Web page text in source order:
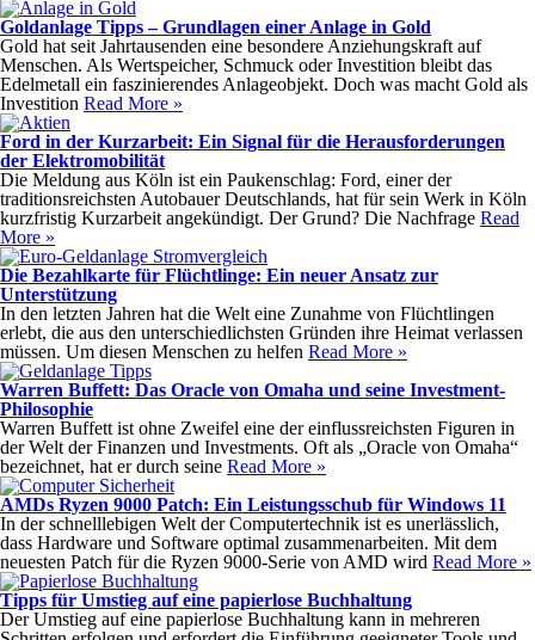
Goldanlage Tipps – Grundlagen einer Anlage in Gold
Gold hat seit Jahrtausenden eine besondere Anziehungskraft auf
Menschen. Als Wertspeicher, Schmuck oder Investition bleibt das
Edelmetall ein faszinierendes Anlageobjekt. Doch was macht Gold als
Investition Read More »
Ford in der Kurzarbeit: Ein Signal für die Herausforderungen
der Elektromobilität
Die Meldung aus Köln ist ein Paukenschlag: Ford, einer der
traditionsreichsten Autobauer Deutschlands, hat für sein Werk in Köln
kurzfristig Kurzarbeit angekündigt. Der Grund? Die Nachfrage Read
More »
Die Bezahlkarte für Flüchtlinge: Ein neuer Ansatz zur
Unterstützung
In den letzten Jahren hat die Welt eine Zunahme von Flüchtlingen
erlebt, die aus den unterschiedlichsten Gründen ihre Heimat verlassen
müssen. Um diesen Menschen zu helfen Read More »
Warren Buffett: Das Oracle von Omaha und seine Investment-
Philosophie
Warren Buffett ist ohne Zweifel eine der einflussreichsten Figuren in
der Welt der Finanzen und Investments. Oft als „Oracle von Omaha“
bezeichnet, hat er durch seine Read More »
AMDs Ryzen 9000 Patch: Ein Leistungsschub für Windows 11
In der schnelllebigen Welt der Computertechnik ist es unerlässlich,
dass Hardware und Software optimal zusammenarbeiten. Mit dem
neuesten Patch für die Ryzen 9000-Serie von AMD wird Read More »
Tipps für Umstieg auf eine papierlose Buchhaltung
Der Umstieg auf eine papierlose Buchhaltung kann in mehreren